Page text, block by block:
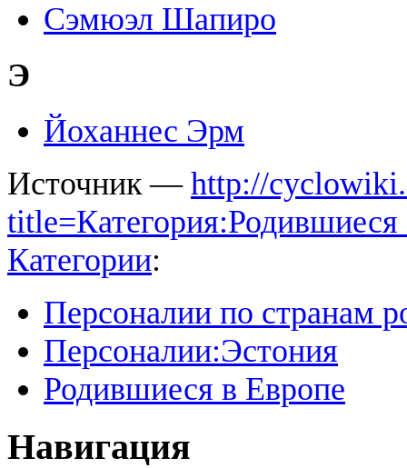
Сэмюэл Шапиро
Э
Йоханнес Эрм
Источник — http://
Категории:
Персоналии по странам
Персоналии:Эстония
Родившиеся в Европе
Навигация